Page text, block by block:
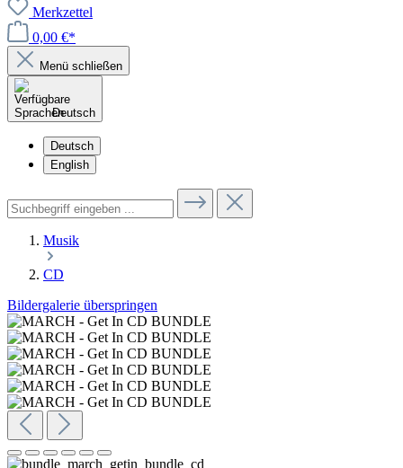
Merkzettel
0,00 €*
Menü schließen
Deutsch
Deutsch
English
Musik
CD
Bildergalerie überspringen